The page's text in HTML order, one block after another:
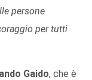
persone
per tutti
Gaido, che è